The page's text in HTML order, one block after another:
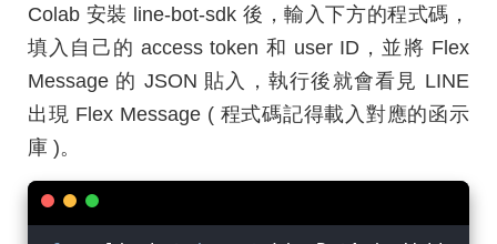
Colab 安裝 line-bot-sdk 後，輸入下方的程式碼，
填入自己的 access token 和 user ID，並將 Flex
Message 的 JSON 貼入，執行後就會看見 LINE
出現 Flex Message ( 程式碼記得載入對應的函示
庫 )。